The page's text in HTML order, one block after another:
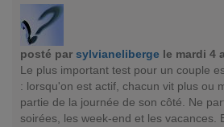
posté par sylvianeliberge le mardi 4
Le plus important test pour un couple
: lorsqu'on est actif, chacun vit plus ou
partie de la journée de son côté. Ne
soirées, les week-end et les vacances.